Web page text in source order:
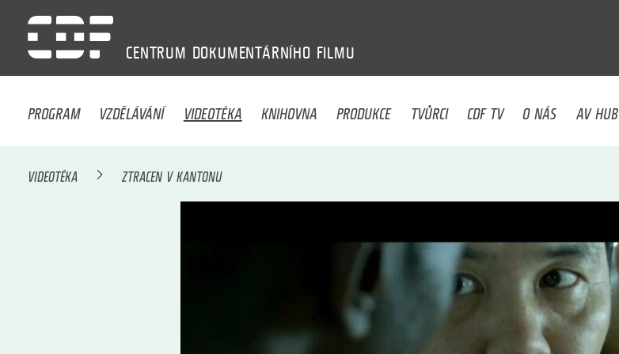
CENTRUM DOKUMENTÁRNÍHO FILMU
PROGRAM VZDĚLÁVÁNÍ VIDEOTÉKA KNIHOVNA PRODUKCE TVŮRCI CDF TV O NÁS AV HUB
VIDEOTÉKA ZTRACEN V KANTONU